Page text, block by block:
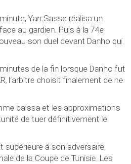
Yan Sasse réalisa un
au gardien. Puis à la 74e
son duel devant Danho qui
de la fin lorsque Danho fut
l’arbitre choisit finalement de ne
baissa et les approximations
de tuer définitivement le
supérieure à son adversaire,
de la Coupe de Tunisie. Les